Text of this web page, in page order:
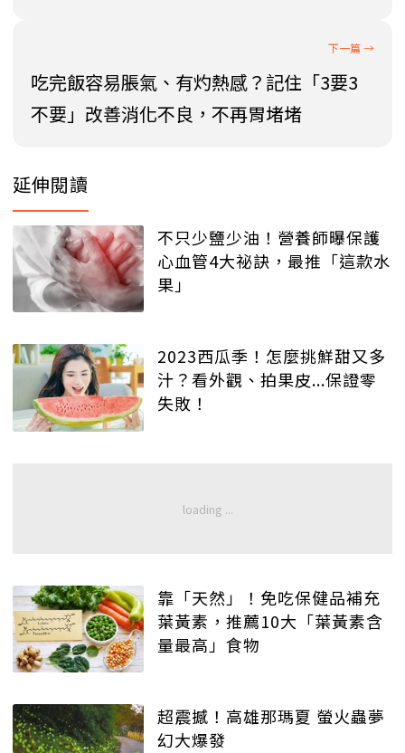
吃完飯容易脹氣、有灼熱感？記住「3要3
不要」改善消化不良，不再胃堵堵
延伸閱讀
不只少鹽少油！營養師曝保護
心血管4大祕訣，最推「這款水
果」
2023西瓜季！怎麼挑鮮甜又多
汁？看外觀、拍果皮...保證零
失敗！
靠「天然」！免吃保健品補充
葉黃素，推薦10大「葉黃素含
量最高」食物
超震撼！高雄那瑪夏 螢火蟲夢
幻大爆發